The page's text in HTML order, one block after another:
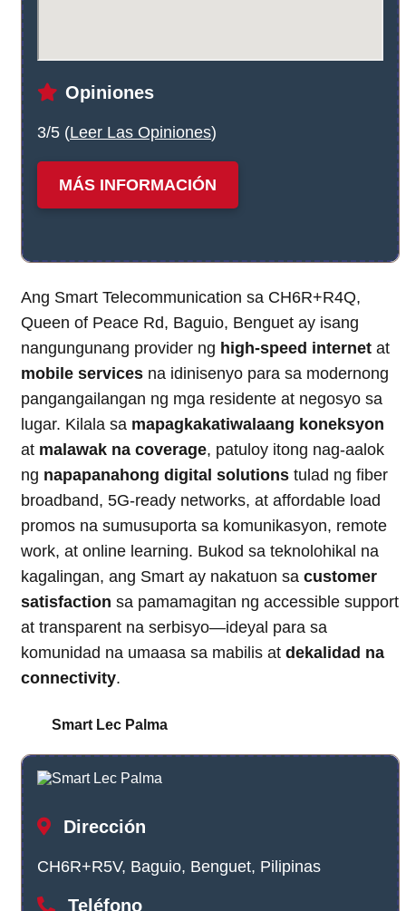
Opiniones
3/5 (Leer Las Opiniones)
MÁS INFORMACIÓN
Ang Smart Telecommunication sa CH6R+R4Q,
Queen of Peace Rd, Baguio, Benguet ay isang
nangungunang provider ng high-speed internet at
mobile services na idinisenyo para sa modernong
pangangailangan ng mga residente at negosyo sa
lugar. Kilala sa mapagkakatiwalaang koneksyon
at malawak na coverage, patuloy itong nag-aalok
ng napapanahong digital solutions tulad ng fiber
broadband, 5G-ready networks, at affordable load
promos na sumusuporta sa komunikasyon, remote
work, at online learning. Bukod sa teknolohikal na
kagalingan, ang Smart ay nakatuon sa customer
satisfaction sa pamamagitan ng accessible support
at transparent na serbisyo—ideyal para sa
komunidad na umaasa sa mabilis at dekalidad na
connectivity.
Smart Lec Palma
Dirección
CH6R+R5V, Baguio, Benguet, Pilipinas
Teléfono